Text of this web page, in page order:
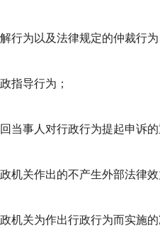
解行为以及法律规定的仲裁行为
指导行为；
回当事人对行政行为提起申诉
政机关作出的不产生外部法律效
政机关为作出行政行为而实施